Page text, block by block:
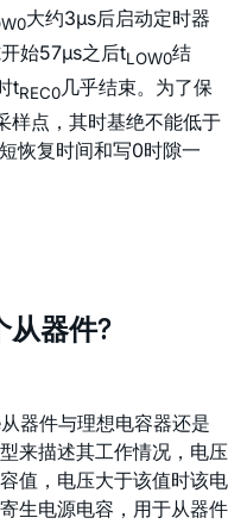
大约3µs后启动定时器
始57µs之后tLOW0结
tREC0几乎结束。为了保
样点，其时基绝不能低于
恢复时间和写0时隙一
从器件?
器件与理想电容器还是
来描述其工作情况，电压
值，电压大于该值时该电
生电源电容，用于从器件